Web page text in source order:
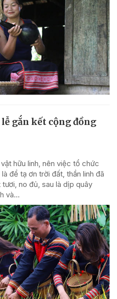
gắn kết cộng đồng
hữu linh, nên việc tổ chức
để tạ ơn trời đất, thần linh đã
no đủ, sau là dịp quây
và...